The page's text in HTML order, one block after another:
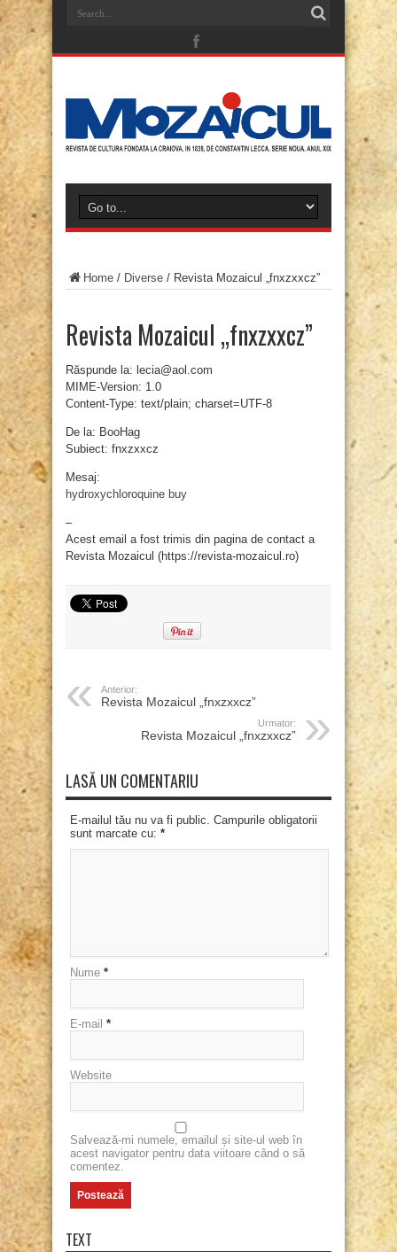
Home / Diverse / Revista Mozaicul „fnxzxxcz”
Revista Mozaicul „fnxzxxcz”
Răspunde la: lecia@aol.com
MIME-Version: 1.0
Content-Type: text/plain; charset=UTF-8
De la: BooHag
Subiect: fnxzxxcz
Mesaj:
hydroxychloroquine buy
–
Acest email a fost trimis din pagina de contact a
Revista Mozaicul (https://revista-mozaicul.ro)
Anterior:
Revista Mozaicul „fnxzxxcz”
Urmator:
Revista Mozaicul „fnxzxxcz”
LASĂ UN COMENTARIU
E-mailul tău nu va fi public. Campurile obligatorii
sunt marcate cu: *
Nume *
E-mail *
Website
Salvează-mi numele, emailul și site-ul web în
acest navigator pentru data viitoare când o să
comentez.
TEXT